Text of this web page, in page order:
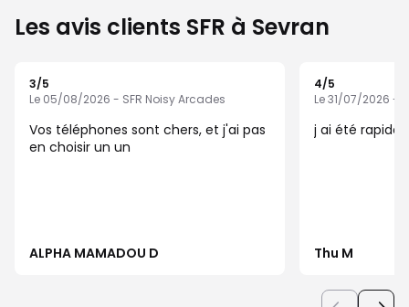
Les avis clients SFR à Sevran
3/5
Le 05/08/2026 - SFR Noisy Arcades
Vos téléphones sont chers, et j'ai pas
en choisir un un
ALPHA MAMADOU D
4/5
Le 31/07/2026 -
j ai été
Thu M